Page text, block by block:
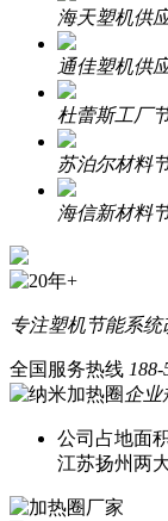
海天塑机供
通佳塑机供
杜蕾斯工厂
苏泊尔材料
海信新材料
专注塑机节能系统
全国服务热线
企业
公司占地面
江苏扬州两